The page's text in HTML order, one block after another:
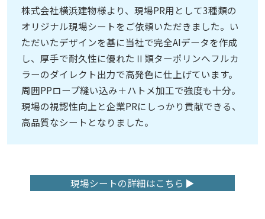
株式会社横浜建物様より、現場PR用として3種類の
オリジナル現場シートをご依頼いただきました。い
ただいたデザインを基に当社で完全AIデータを作成
し、厚手で耐久性に優れたⅡ類ターポリンへフルカ
ラーのダイレクト出力で高発色に仕上げています。
周囲PPロープ縫い込み＋ハトメ加工で強度も十分。
現場の視認性向上と企業PRにしっかり貢献できる、
高品質なシートとなりました。
現場シートの詳細はこちら